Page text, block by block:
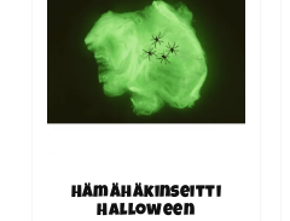
Hämähäkinseitti
Halloween